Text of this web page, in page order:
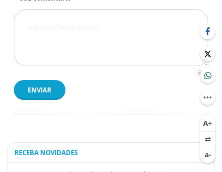
500
ENVIAR
RECEBA NOVIDADES